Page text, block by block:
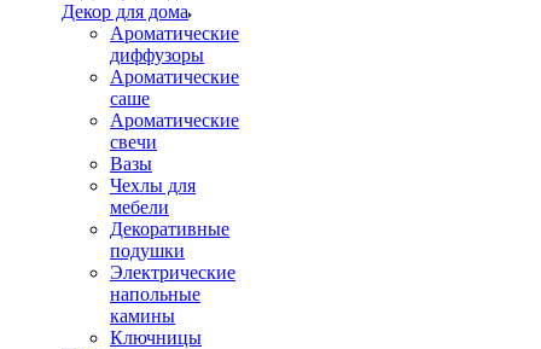
Декор для дома
Ароматические
диффузоры
Ароматические
саше
Ароматические
свечи
Вазы
Чехлы для
мебели
Декоративные
подушки
Электрические
напольные
камины
Ключницы